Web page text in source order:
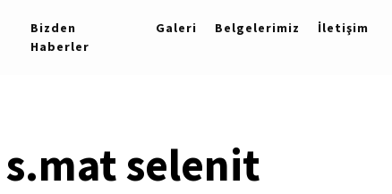
Bizden
Haberler
Galeri Belgelerimiz İletişim
s.mat selenit